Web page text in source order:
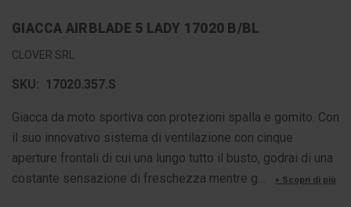
GIACCA AIRBLADE 5 LADY 17020 B/BL
CLOVER SRL
SKU: 17020.357.S
Giacca da moto sportiva con protezioni spalla e gomito. Con
il suo innovativo sistema di ventilazione con cinque
aperture frontali di cui una lungo tutto il busto, godrai di una
costante sensazione di freschezza mentre g…
+ Scopri di più